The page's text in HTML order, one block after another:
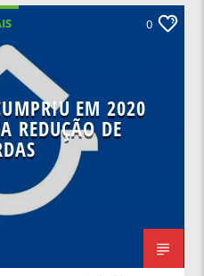
0
EM 2020
REDUÇÃO DE